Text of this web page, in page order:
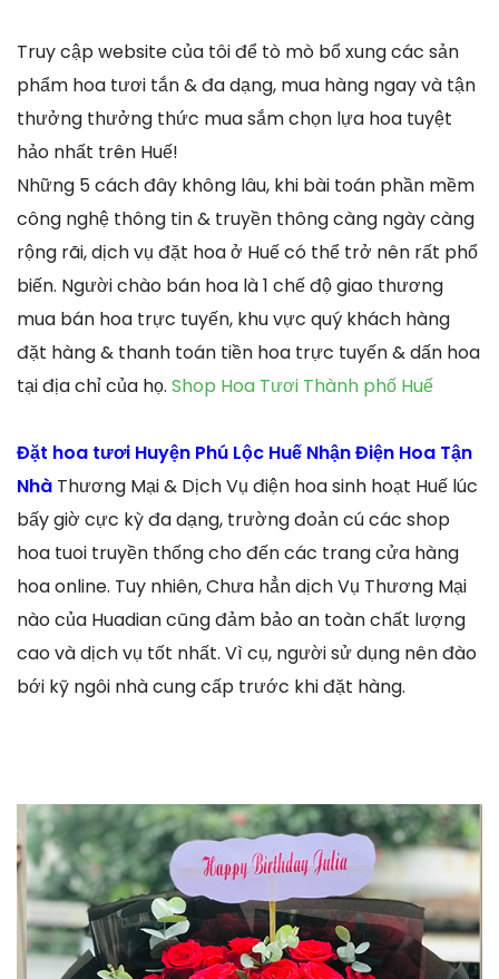
Truy cập website của tôi để tò mò bổ xung các sản
phẩm hoa tươi tắn & đa dạng, mua hàng ngay và tận
thưởng thưởng thức mua sắm chọn lựa hoa tuyệt
hảo nhất trên Huế!
Những 5 cách đây không lâu, khi bài toán phần mềm
công nghệ thông tin & truyền thông càng ngày càng
rộng rãi, dịch vụ đặt hoa ở Huế có thể trở nên rất phổ
biến. Người chào bán hoa là 1 chế độ giao thương
mua bán hoa trực tuyến, khu vực quý khách hàng
đặt hàng & thanh toán tiền hoa trực tuyến & dấn hoa
tại địa chỉ của họ. Shop Hoa Tươi Thành phố Huế
Đặt hoa tươi Huyện Phú Lộc Huế Nhận Điện Hoa Tận
Nhà Thương Mại & Dịch Vụ điện hoa sinh hoạt Huế lúc
bấy giờ cực kỳ đa dạng, trường đoản cú các shop
hoa tuoi truyền thống cho đến các trang cửa hàng
hoa online. Tuy nhiên, Chưa hẳn dịch Vụ Thương Mại
nào của Huadian cũng đảm bảo an toàn chất lượng
cao và dịch vụ tốt nhất. Vì cụ, người sử dụng nên đào
bới kỹ ngôi nhà cung cấp trước khi đặt hàng.